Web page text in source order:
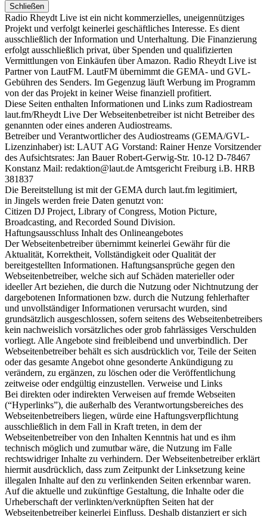
Schließen
Radio Rheydt Live ist ein nicht kommerzielles, uneigennütziges
Projekt und verfolgt keinerlei geschäftliches Interesse. Es dient
ausschließlich der Information und Unterhaltung. Die Finanzierung
erfolgt ausschließlich privat, über Spenden und qualifizierten
Vermittlungen von Einkäufen über Amazon. Radio Rheydt Live ist
Partner von LautFM. LautFM übernimmt die GEMA- und GVL-
Gebühren des Senders. Im Gegenzug läuft Werbung im Programm
von der das Projekt in keiner Weise finanziell profitiert.
Diese Seiten enthalten Informationen und Links zum Radiostream
laut.fm/Rheydt Live Der Webseitenbetreiber ist nicht Betreiber des
genannten oder eines anderen Audiostreams.
Betreiber und Verantwortlicher des Audiostreams (GEMA/GVL-
Lizenzinhaber) ist: LAUT AG Vorstand: Rainer Henze Vorsitzender
des Aufsichtsrates: Jan Bauer Robert-Gerwig-Str. 10-12 D-78467
Konstanz Mail: redaktion@laut.de Amtsgericht Freiburg i.B. HRB
381837
Die Bereitstellung ist mit der GEMA durch laut.fm legitimiert,
in Jingels werden freie Daten genutzt von:
Citizen DJ Project, Library of Congress, Motion Picture,
Broadcasting, and Recorded Sound Division.
Haftungsausschluss Inhalt des Onlineangebotes
Der Webseitenbetreiber übernimmt keinerlei Gewähr für die
Aktualität, Korrektheit, Vollständigkeit oder Qualität der
bereitgestellten Informationen. Haftungsansprüche gegen den
Webseitenbetreiber, welche sich auf Schäden materieller oder
ideeller Art beziehen, die durch die Nutzung oder Nichtnutzung der
dargebotenen Informationen bzw. durch die Nutzung fehlerhafter
und unvollständiger Informationen verursacht wurden, sind
grundsätzlich ausgeschlossen, sofern seitens des Webseitenbetreibers
kein nachweislich vorsätzliches oder grob fahrlässiges Verschulden
vorliegt. Alle Angebote sind freibleibend und unverbindlich. Der
Webseitenbetreiber behält es sich ausdrücklich vor, Teile der Seiten
oder das gesamte Angebot ohne gesonderte Ankündigung zu
verändern, zu ergänzen, zu löschen oder die Veröffentlichung
zeitweise oder endgültig einzustellen. Verweise und Links
Bei direkten oder indirekten Verweisen auf fremde Webseiten
(“Hyperlinks”), die außerhalb des Verantwortungsbereiches des
Webseitenbetreibers liegen, würde eine Haftungsverpflichtung
ausschließlich in dem Fall in Kraft treten, in dem der
Webseitenbetreiber von den Inhalten Kenntnis hat und es ihm
technisch möglich und zumutbar wäre, die Nutzung im Falle
rechtswidriger Inhalte zu verhindern. Der Webseitenbetreiber erklärt
hiermit ausdrücklich, dass zum Zeitpunkt der Linksetzung keine
illegalen Inhalte auf den zu verlinkenden Seiten erkennbar waren.
Auf die aktuelle und zukünftige Gestaltung, die Inhalte oder die
Urheberschaft der verlinkten/verknüpften Seiten hat der
Webseitenbetreiber keinerlei Einfluss. Deshalb distanziert er sich